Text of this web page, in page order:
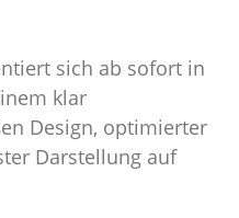
sich ab sofort in
klar
Design, optimierter
Darstellung auf